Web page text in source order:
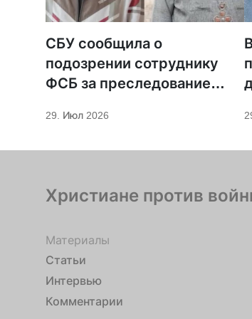
СБУ сообщила о
подозрении сотруднику
ФСБ за преследование
29. Июл 2026
Христиане против
Материалы
Статьи
Интервью
Комментарии